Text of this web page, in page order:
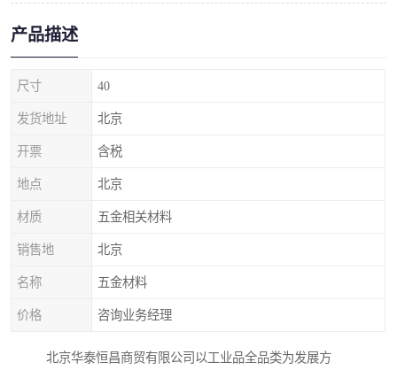
产品描述
尺寸 40
发货地址 北京
开票 含税
地点 北京
材质 五金相关材料
销售地 北京
名称 五金材料
价格 咨询业务经理
北京华泰恒昌商贸有限公司以工业品全品类为发展方